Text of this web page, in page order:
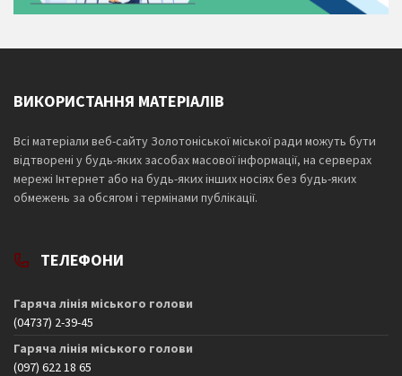
ВИКОРИСТАННЯ МАТЕРІАЛІВ
Всі матеріали веб-сайту Золотоніської міської ради можуть бути
відтворені у будь-яких засобах масової інформації, на серверах
мережі Інтернет або на будь-яких інших носіях без будь-яких
обмежень за обсягом і термінами публікації.
ТЕЛЕФОНИ
Гаряча лінія міського голови
(04737) 2-39-45
Гаряча лінія міського голови
(097) 622 18 65